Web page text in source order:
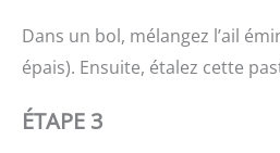
Dans un bol, mélangez l’ail
épais). Ensuite, étalez cette
ÉTAPE 3